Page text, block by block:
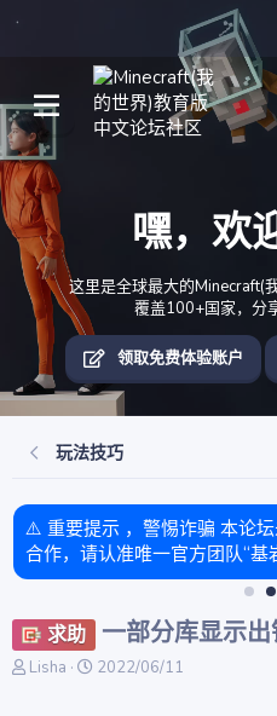
嘿，欢
这里是全球最大的Minecraft(
覆盖100+国家，分
领取免费体验账户
玩法技巧
⚠️ 重要提示 ，警惕诈骗 本论
合作，请认准唯一官方团队“
求助 一部分库显示出
主
Lisha
开
2022/06/11